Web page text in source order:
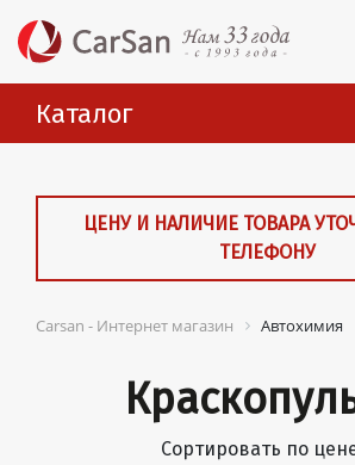
Каталог
ЦЕНУ И НАЛИЧИЕ ТОВАРА
ТЕЛЕФОНУ
Carsan - Интернет магазин Автохимия
Сортировать по